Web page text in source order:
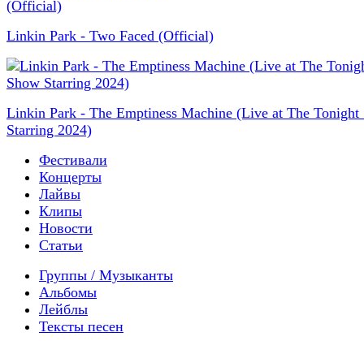
Linkin Park - Two Faced (Official)
Linkin Park - The Emptiness Machine (Live at The Tonight
Starring 2024)
Фестивали
Концерты
Лайвы
Клипы
Новости
Статьи
Группы / Музыканты
Альбомы
Лейблы
Тексты песен